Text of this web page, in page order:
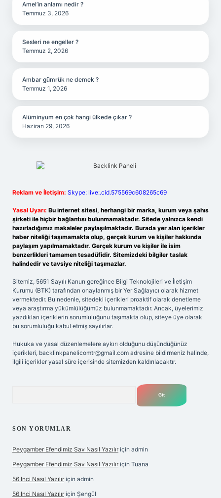
Amel’in anlamı nedir ?
Temmuz 3, 2026
Sesleri ne engeller ?
Temmuz 2, 2026
Ambar gümrük ne demek ?
Temmuz 1, 2026
Alüminyum en çok hangi ülkede çıkar ?
Haziran 29, 2026
Reklam ve İletişim: Skype: live:.cid.575569c608265c69
Yasal Uyarı: Bu internet sitesi, herhangi bir marka, kurum veya şahıs
şirketi ile hiçbir bağlantısı bulunmamaktadır. Sitede yalnızca kendi
hazırladığımız makaleler paylaşılmaktadır. Burada yer alan içerikler
haber niteliği taşımamakta olup, gerçek kurum ve kişiler hakkında
paylaşım yapılmamaktadır. Gerçek kurum ve kişiler ile isim
benzerlikleri tamamen tesadüfidir. Sitemizdeki bilgiler taslak
halindedir ve tavsiye niteliği taşımazlar.
Sitemiz, 5651 Sayılı Kanun gereğince Bilgi Teknolojileri ve İletişim
Kurumu (BTK) tarafından onaylanmış bir Yer Sağlayıcı olarak hizmet
vermektedir. Bu nedenle, sitedeki içerikleri proaktif olarak denetleme
veya araştırma yükümlülüğümüz bulunmamaktadır. Ancak, üyelerimiz
yazdıkları içeriklerin sorumluluğunu taşımakta olup, siteye üye olarak
bu sorumluluğu kabul etmiş sayılırlar.
Hukuka ve yasal düzenlemelere aykırı olduğunu düşündüğünüz
içerikleri, backlinkpanelicomtr@gmail.com adresine bildirmeniz halinde,
ilgili içerikler yasal süre içerisinde sitemizden kaldırılacaktır.
SON YORUMLAR
Peygamber Efendimiz Sav Nasıl Yazılır için admin
Peygamber Efendimiz Sav Nasıl Yazılır için Tuana
56 Inci Nasıl Yazılır için admin
56 Inci Nasıl Yazılır için Şengül